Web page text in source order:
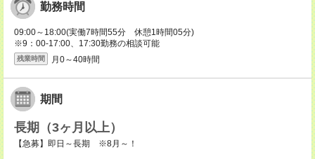
勤務時間
09:00～18:00(実働7時間55分 休憩1時間05分)
※9：00-17:00、17:30勤務の相談可能
残業時間 月0～40時間
期間
長期（3ヶ月以上）
【急募】即日～長期 ※8月～！